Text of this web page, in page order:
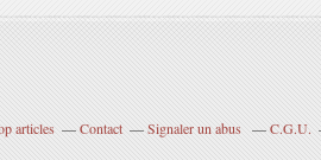
articles Contact Signaler un abus C.G.U.